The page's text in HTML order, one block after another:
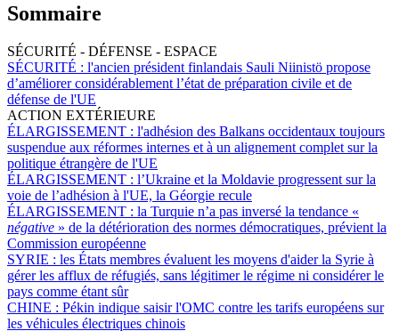
Sommaire
SÉCURITÉ - DÉFENSE - ESPACE
SÉCURITÉ : l'ancien président finlandais Sauli Niinistö propose
d’améliorer considérablement l’état de préparation civile et de
défense de l'UE
ACTION EXTÉRIEURE
ÉLARGISSEMENT : l'adhésion des Balkans occidentaux toujours
suspendue aux réformes internes et à un alignement complet sur la
politique étrangère de l'UE
ÉLARGISSEMENT : l’Ukraine et la Moldavie progressent sur la
voie de l’adhésion à l'UE, la Géorgie recule
ÉLARGISSEMENT : la Turquie n’a pas inversé la tendance «
négative » de la détérioration des normes démocratiques, prévient la
Commission européenne
SYRIE : les États membres évaluent les moyens d'aider la Syrie à
gérer les afflux de réfugiés, sans légitimer le régime ni considérer le
pays comme étant sûr
CHINE : Pékin indique saisir l'OMC contre les tarifs européens sur
les véhicules électriques chinois